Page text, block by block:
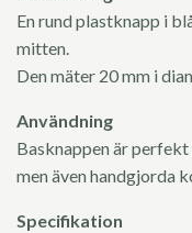
En rund plastknapp i
mitten.
Den mäter 20 mm i
Användning
Basknappen är
men även handgjorda
Specifikation